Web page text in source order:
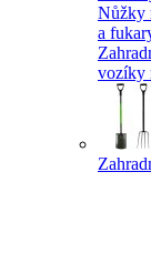
Nůžky
a
vozíky